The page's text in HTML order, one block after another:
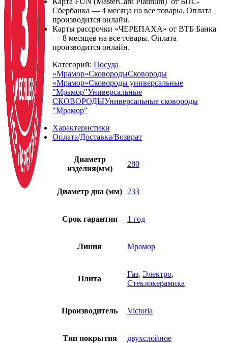
Сбербанка — 4 месяца на все товары. Оплата
производится онлайн.
Карты рассрочки «ЧЕРЕПАХА» от ВТБ Банка
— 8 месяцев на все товары. Оплата
производится онлайн.
Категорий: Посуда
«Мрамор»СковородыСковороды
«Мрамор»Сковороды универсальные
"Мрамор"Универсальные
СКОВОРОДЫУниверсальные сковороды
"Мрамор"
Характеристики
Оплата/Доставка/Возврат
Диаметр
изделия(мм)
280
Диаметр дна (мм) 233
Срок гарантии 1 год
Линия Мрамор
Плита
Газ, Электро,
Стеклокерамика
Производитель Victoria
Тип покрытия двухслойное